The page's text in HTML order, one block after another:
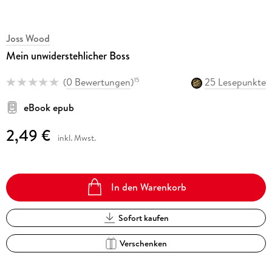
Joss Wood
Mein unwiderstehlicher Boss
(0 Bewertungen)15
25 Lesepunkte
eBook epub
2,49 € inkl. Mwst.
In den Warenkorb
Sofort kaufen
Verschenken